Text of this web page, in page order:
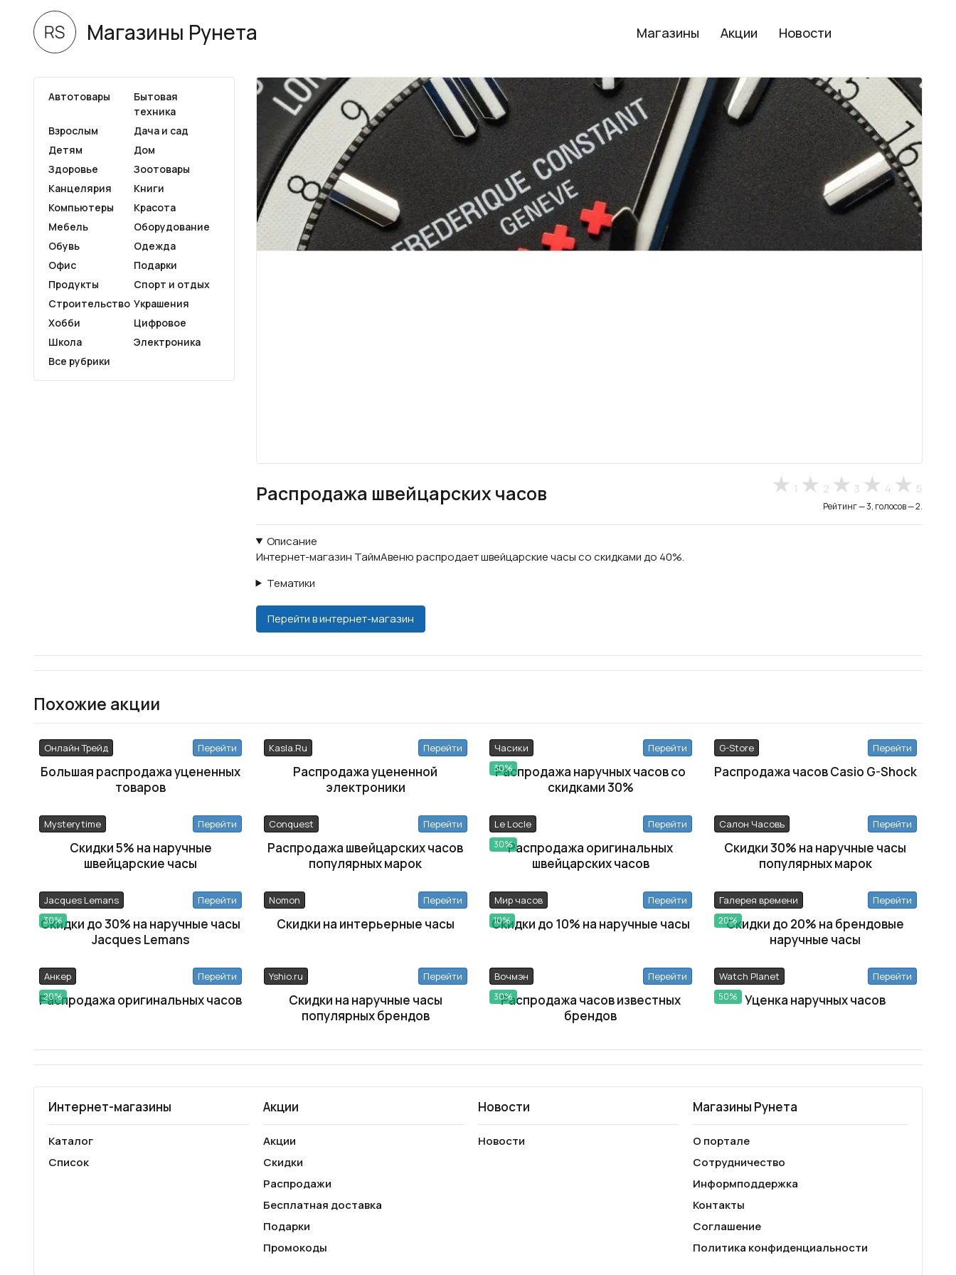
Магазины Рунета Магазины Акции Новости
Автотовары
Бытовая
техника
Взрослым
Дача и сад
Детям
Дом
Здоровье
Зоотовары
Канцелярия
Книги
Компьютеры
Красота
Мебель
Оборудование
Обувь
Одежда
Офис
Подарки
Продукты
Спорт и отдых
Строительство Украшения
Хобби
Цифровое
Школа
Электроника
Все рубрики
Распродажа швейцарских часов 1 2 3 4 5
Рейтинг — 3, голосов — 2.
Описание
Интернет-магазин ТаймАвеню распродает швейцарские часы со скидками до 40%.
Тематики
Перейти в интернет-магазин
Похожие акции
Онлайн Трейд Перейти
Большая распродажа уцененных
товаров
Kasla.Ru Перейти
Распродажа уцененной
электроники
Часики
30%
Перейти
Распродажа наручных часов со
скидками 30%
G-Store Перейти
Распродажа часов Casio G-Shock
Mysterytime Перейти
Скидки 5% на наручные
швейцарские часы
Conquest Перейти
Распродажа швейцарских часов
популярных марок
Le Locle
30%
Перейти
Распродажа оригинальных
швейцарских часов
Салон Часовъ Перейти
Скидки 30% на наручные часы
популярных марок
Jacques Lemans
30%
Перейти
Скидки до 30% на наручные часы
Jacques Lemans
Nomon Перейти
Скидки на интерьерные часы
Мир часов
10%
Перейти
Скидки до 10% на наручные часы
Галерея времени
20%
Перейти
Скидки до 20% на брендовые
наручные часы
Анкер
20%
Перейти
Распродажа оригинальных часов
Yshio.ru Перейти
Скидки на наручные часы
популярных брендов
Вочмэн
30%
Перейти
Распродажа часов известных
брендов
Watch Planet
50%
Перейти
Уценка наручных часов
Интернет-магазины
Каталог
Список
Акции
Акции
Скидки
Распродажи
Бесплатная доставка
Подарки
Промокоды
Новости
Новости
Магазины Рунета
О портале
Сотрудничество
Информподдержка
Контакты
Соглашение
Политика конфиденциальности